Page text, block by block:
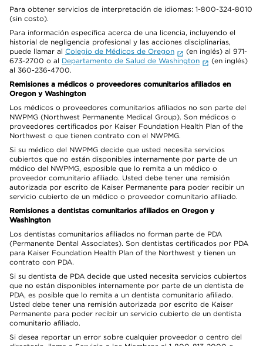
Para obtener servicios de interpretación de idiomas: 1-800-324-8010
(sin costo).
Para información específica acerca de una licencia, incluyendo el
historial de negligencia profesional y las acciones disciplinarias,
puede llamar al Colegio de Médicos de Oregon
(en inglés) al 971-
673-2700 o al Departamento de Salud de Washington
(en inglés)
al 360-236-4700.
Remisiones a médicos o proveedores comunitarios afiliados en
Oregon y Washington
Los médicos o proveedores comunitarios afiliados no son parte del
NWPMG (Northwest Permanente Medical Group). Son médicos o
proveedores certificados por Kaiser Foundation Health Plan of the
Northwest o que tienen contrato con el NWPMG.
Si su médico del NWPMG decide que usted necesita servicios
cubiertos que no están disponibles internamente por parte de un
médico del NWPMG, esposible que lo remita a un médico o
proveedor comunitario afiliado. Usted debe tener una remisión
autorizada por escrito de Kaiser Permanente para poder recibir un
servicio cubierto de un médico o proveedor comunitario afiliado.
Remisiones a dentistas comunitarios afiliados en Oregon y
Washington
Los dentistas comunitarios afiliados no forman parte de PDA
(Permanente Dental Associates). Son dentistas certificados por PDA
para Kaiser Foundation Health Plan of the Northwest y tienen un
contrato con PDA.
Si su dentista de PDA decide que usted necesita servicios cubiertos
que no están disponibles internamente por parte de un dentista de
PDA, es posible que lo remita a un dentista comunitario afiliado.
Usted debe tener una remisión autorizada por escrito de Kaiser
Permanente para poder recibir un servicio cubierto de un dentista
comunitario afiliado.
Si desea reportar un error sobre cualquier proveedor o centro del